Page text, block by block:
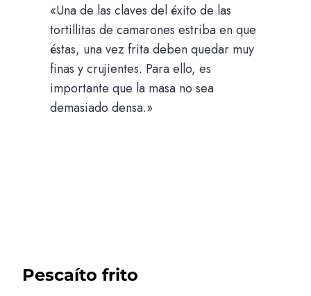
«Una de las claves del éxito de las
tortillitas de camarones estriba en que
éstas, una vez frita deben quedar muy
finas y crujientes. Para ello, es
importante que la masa no sea
demasiado densa.»
Pescaíto frito